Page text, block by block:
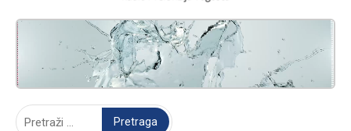
RADIO TELEVIZIJA VOGOŠĆA